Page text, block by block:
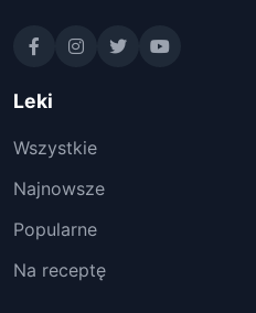
Leki
Wszystkie
Najnowsze
Popularne
Na receptę